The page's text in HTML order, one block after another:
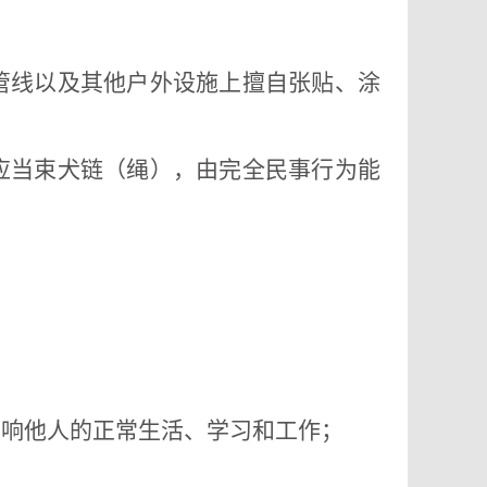
以及其他户外设施上擅自张贴、涂
束犬链（绳），由完全民事行为能
他人的正常生活、学习和工作；